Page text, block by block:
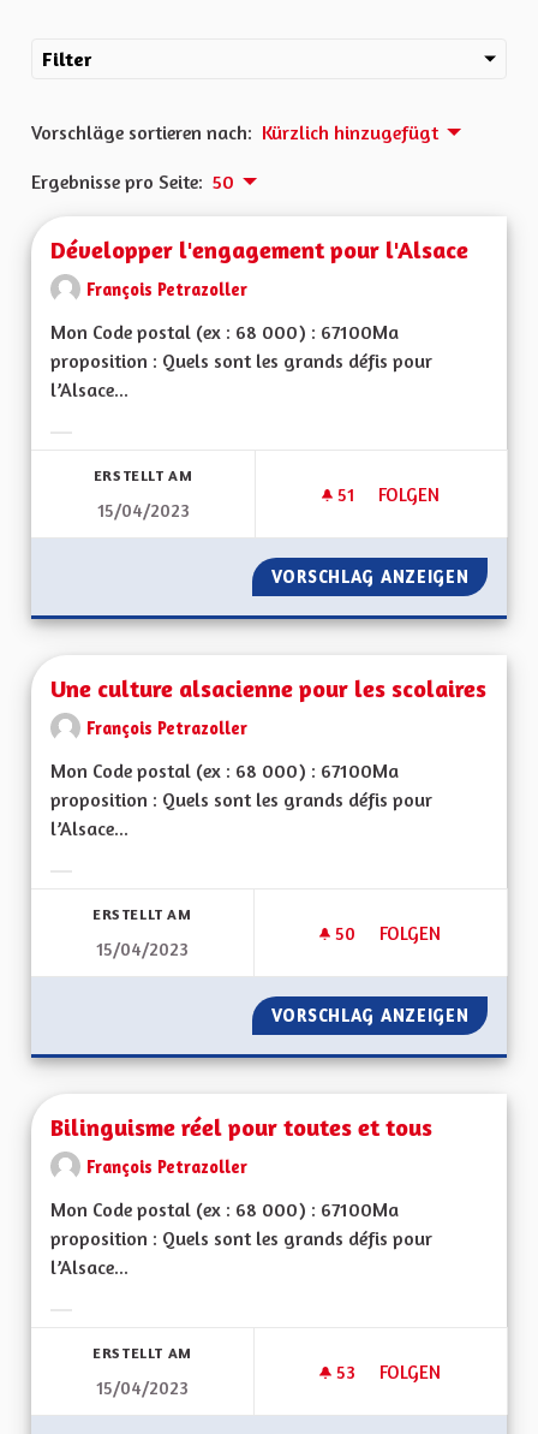
Filter
Vorschläge sortieren nach: Kürzlich hinzugefügt
Ergebnisse pro Seite: 50
Développer l'engagement pour l'Alsace
François Petrazoller
Mon Code postal (ex : 68 000) : 67100Ma
proposition : Quels sont les grands défis pour
l’Alsace...
ERSTELLT AM
15/04/2023
51 51 FOLLOWER
FOLGEN
DÉVELOPPER
VORSCHLAG ANZEIGEN
Une culture alsacienne pour les scolaires
François Petrazoller
Mon Code postal (ex : 68 000) : 67100Ma
proposition : Quels sont les grands défis pour
l’Alsace...
ERSTELLT AM
15/04/2023
50 50 FOLLOWER
FOLGEN
UNE CULTURE
VORSCHLAG ANZEIGEN UNE
Bilinguisme réel pour toutes et tous
François Petrazoller
Mon Code postal (ex : 68 000) : 67100Ma
proposition : Quels sont les grands défis pour
l’Alsace...
ERSTELLT AM
15/04/2023
53 53 FOLLOWER
FOLGEN
BILINGUISME